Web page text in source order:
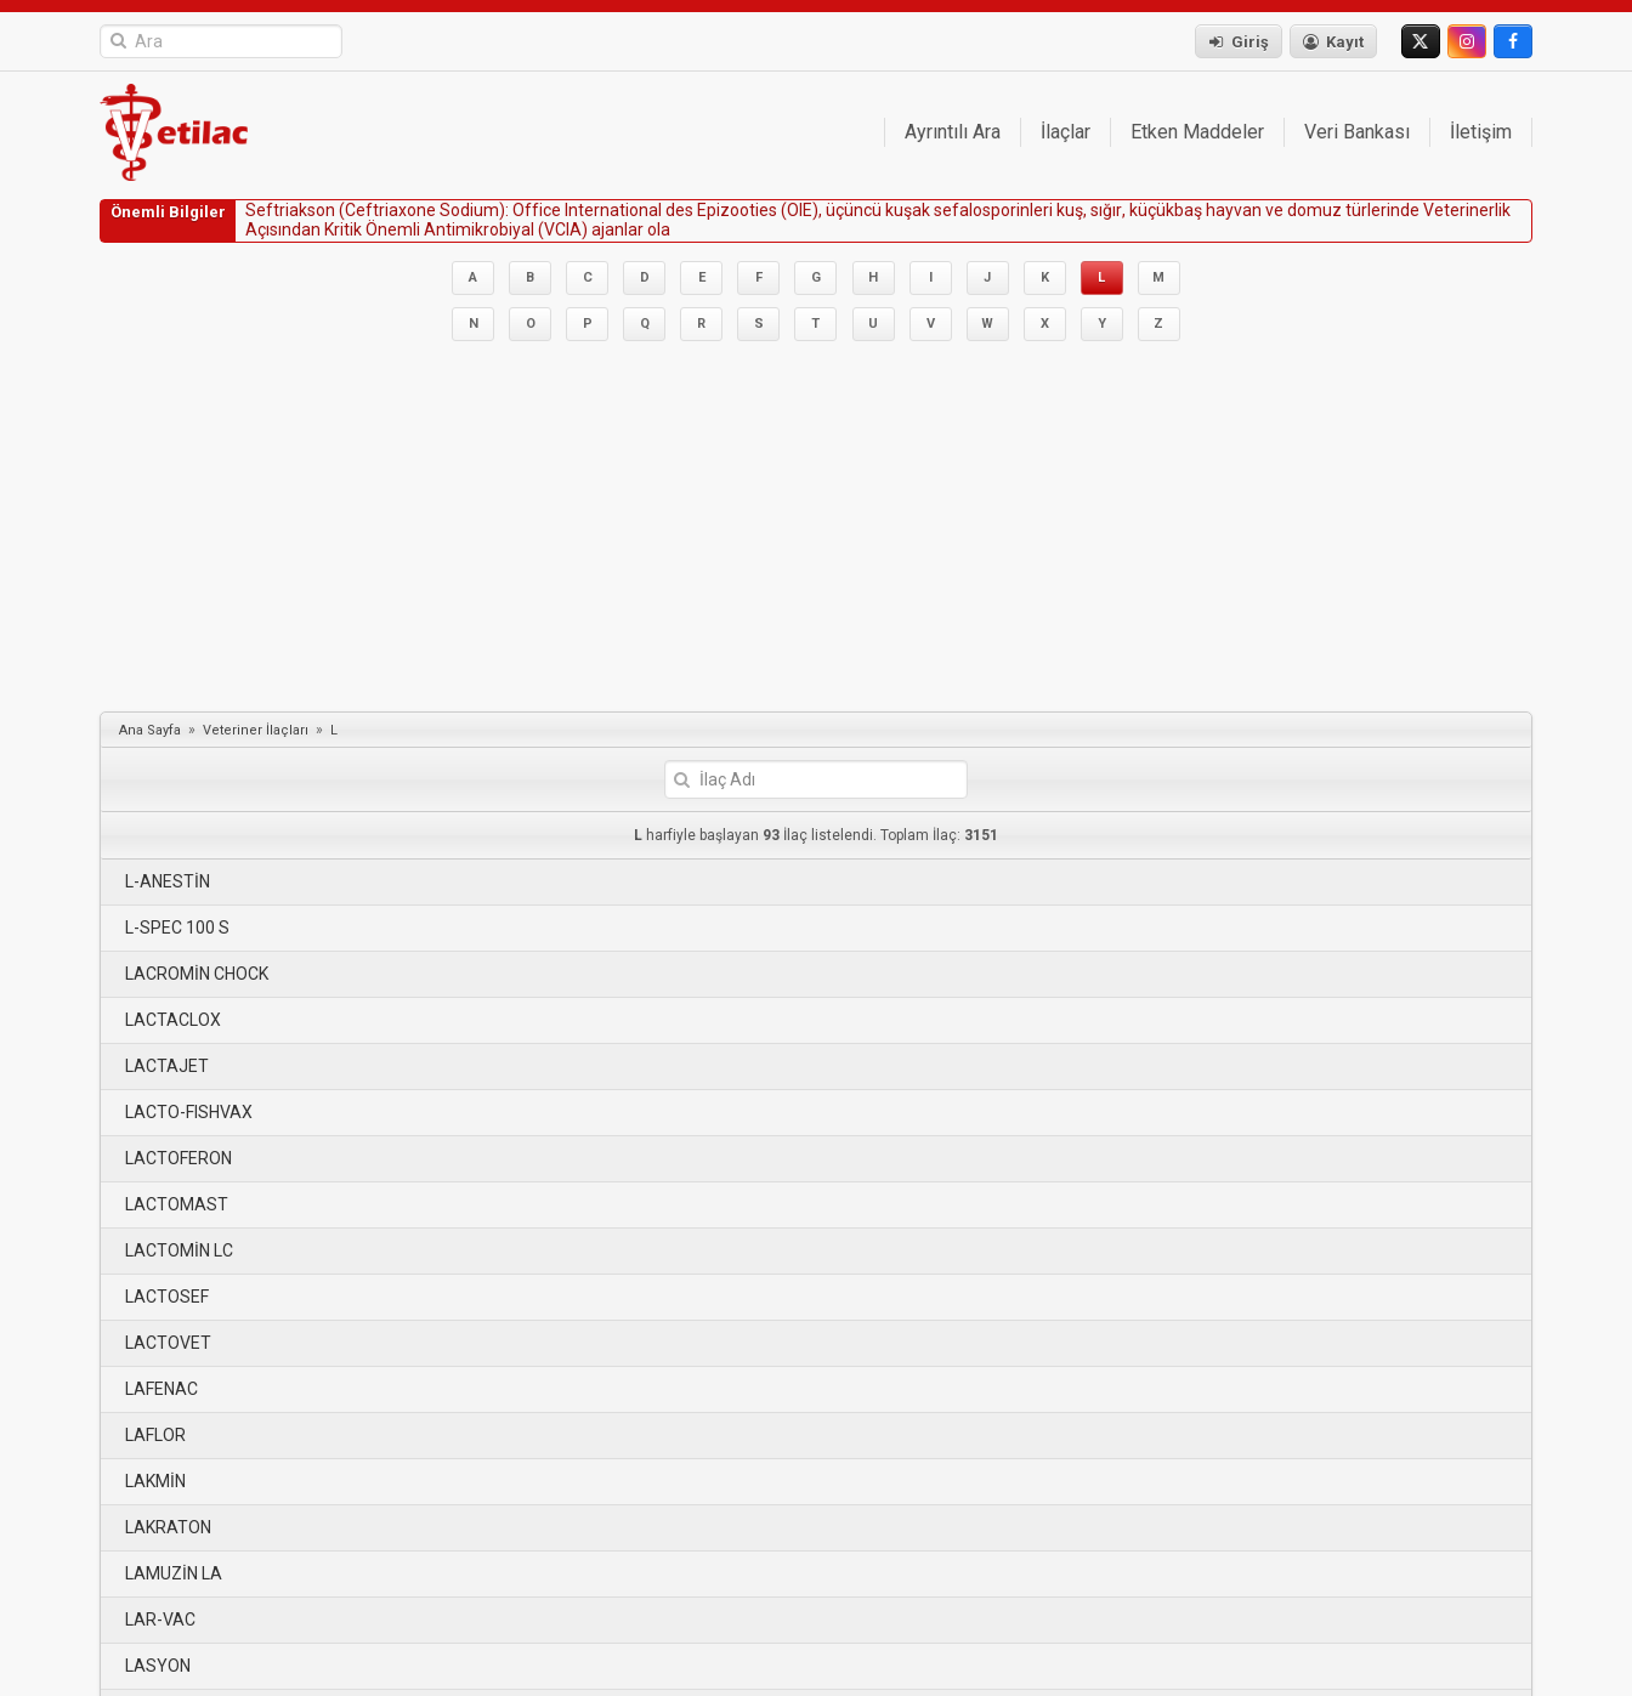
Giriş Kayıt
Ayrıntılı Ara İlaçlar Etken Maddeler Veri Bankası İletişim
Önemli Bilgiler Seftriakson (Ceftriaxone Sodium): Office nternationa des Epizooties (O E), üçüncü kuşaksefa osporin eri kuş, sığır, küçükbaş hayvan ve domuz türerinde Veterinerik
Açısından KritikÖnem i Antimikrobiya (VCA) ajan aro a
A B C D E F G H I J K L M
N O P Q R S T U V W X Y Z
Ana Sayfa » Veteriner İlaçları » L
L harfiyle başlayan 93 İlaç listelendi. Toplam İlaç: 3151
L-ANESTİN
L-SPEC 100 S
LACROMİN CHOCK
LACTACLOX
LACTAJET
LACTO-FISHVAX
LACTOFERON
LACTOMAST
LACTOMİN LC
LACTOSEF
LACTOVET
LAFENAC
LAFLOR
LAKMİN
LAKRATON
LAMUZİN LA
LAR-VAC
LASYON